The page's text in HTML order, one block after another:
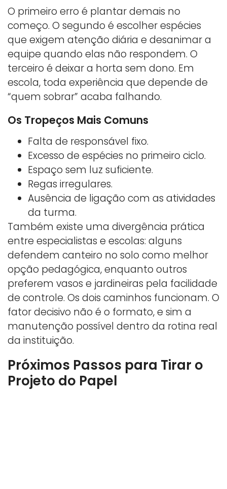
O primeiro erro é plantar demais no
começo. O segundo é escolher espécies
que exigem atenção diária e desanimar a
equipe quando elas não respondem. O
terceiro é deixar a horta sem dono. Em
escola, toda experiência que depende de
“quem sobrar” acaba falhando.
Os Tropeços Mais Comuns
Falta de responsável fixo.
Excesso de espécies no primeiro ciclo.
Espaço sem luz suficiente.
Regas irregulares.
Ausência de ligação com as atividades
da turma.
Também existe uma divergência prática
entre especialistas e escolas: alguns
defendem canteiro no solo como melhor
opção pedagógica, enquanto outros
preferem vasos e jardineiras pela facilidade
de controle. Os dois caminhos funcionam. O
fator decisivo não é o formato, e sim a
manutenção possível dentro da rotina real
da instituição.
Próximos Passos para Tirar o
Projeto do Papel